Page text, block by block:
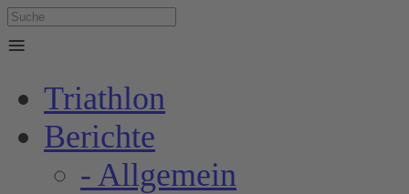
≡
Triathlon
Berichte
- Allgemein